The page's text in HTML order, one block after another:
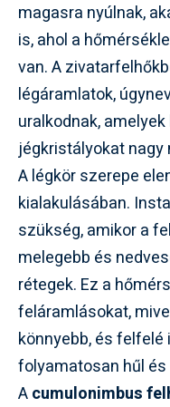
magasra nyúlnak,
is, ahol a
van. A
légáramlatok,
uralkodnak,
jégkristályokat
A légkör szerepe
kialakulásában.
szükség, amikor a
melegebb és
rétegek. Ez a
feláramlásokat,
könnyebb, és
folyamatosan hűl
Acumulonimbus